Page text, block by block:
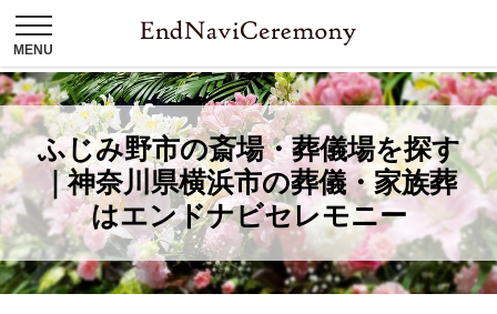
ふじみ野市の斎場・葬儀場を探す
｜神奈川県横浜市の葬儀・家族葬
はエンドナビセレモニー